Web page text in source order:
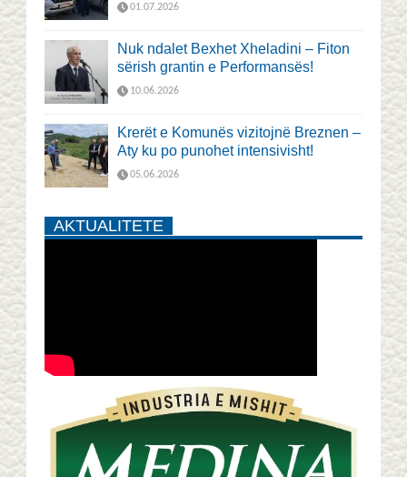
01.07.2026
Nuk ndalet Bexhet Xheladini – Fiton
sërish grantin e Performansës!
10.06.2026
Krerët e Komunës vizitojnë Breznen –
Aty ku po punohet intensivisht!
05.06.2026
AKTUALITETE